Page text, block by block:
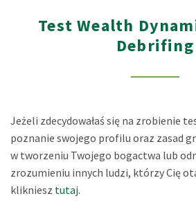
Test Wealth
Debrifing
Jeżeli zdecydowałaś się na zrobienie
poznanie swojego profilu oraz zasad
w tworzeniu Twojego bogactwa lub
zrozumieniu innych ludzi, którzy Cię
klikniesz tutaj.